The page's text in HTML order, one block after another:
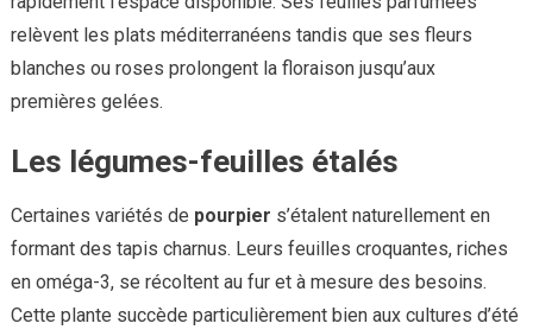
relèvent les plats méditerranéens tandis que ses fleurs
blanches ou roses prolongent la floraison jusqu’aux
premières gelées.
Les légumes-feuilles étalés
Certaines variétés de pourpier s’étalent naturellement en
formant des tapis charnus. Leurs feuilles croquantes, riches
en oméga-3, se récoltent au fur et à mesure des besoins.
Cette plante succède particulièrement bien aux cultures d’été